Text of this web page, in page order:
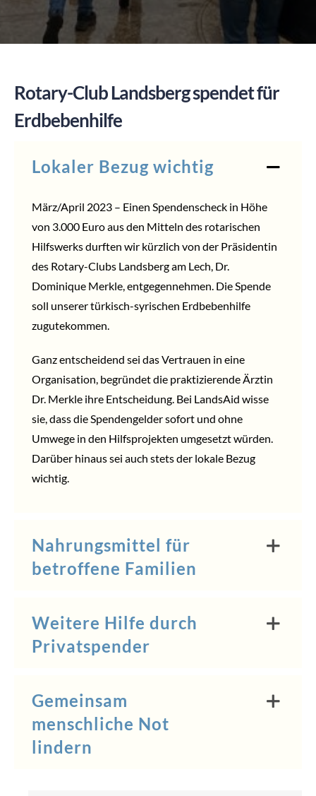
Rotary-Club Landsberg spendet für
Erdbebenhilfe
Lokaler Bezug wichtig
März/April 2023 – Einen Spendenscheck in Höhe
von 3.000 Euro aus den Mitteln des rotarischen
Hilfswerks durften wir kürzlich von der Präsidentin
des Rotary-Clubs Landsberg am Lech, Dr.
Dominique Merkle, entgegennehmen. Die Spende
soll unserer türkisch-syrischen Erdbebenhilfe
zugutekommen.
Ganz entscheidend sei das Vertrauen in eine
Organisation, begründet die praktizierende Ärztin
Dr. Merkle ihre Entscheidung. Bei LandsAid wisse
sie, dass die Spendengelder sofort und ohne
Umwege in den Hilfsprojekten umgesetzt würden.
Darüber hinaus sei auch stets der lokale Bezug
wichtig.
Nahrungsmittel für
betroffene Familien
Weitere Hilfe durch
Privatspender
Gemeinsam
menschliche Not
lindern